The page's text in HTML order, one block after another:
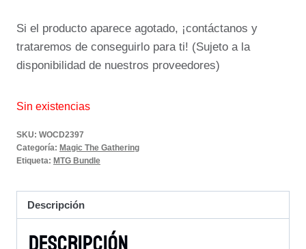
Si el producto aparece agotado, ¡contáctanos y
trataremos de conseguirlo para ti! (Sujeto a la
disponibilidad de nuestros proveedores)
Sin existencias
SKU: WOCD2397
Categoría: Magic The Gathering
Etiqueta: MTG Bundle
Descripción